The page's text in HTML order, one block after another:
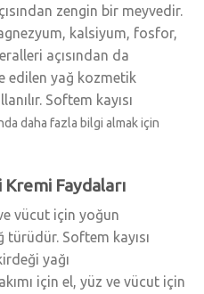
zengin bir meyvedir.
kalsiyum, fosfor,
açısından da
edilen yağ kozmetik
Softem kayısı
daha fazla bilgi almak için
Kremi Faydaları
vücut için yoğun
Softem kayısı
yağı
için el, yüz ve vücut için